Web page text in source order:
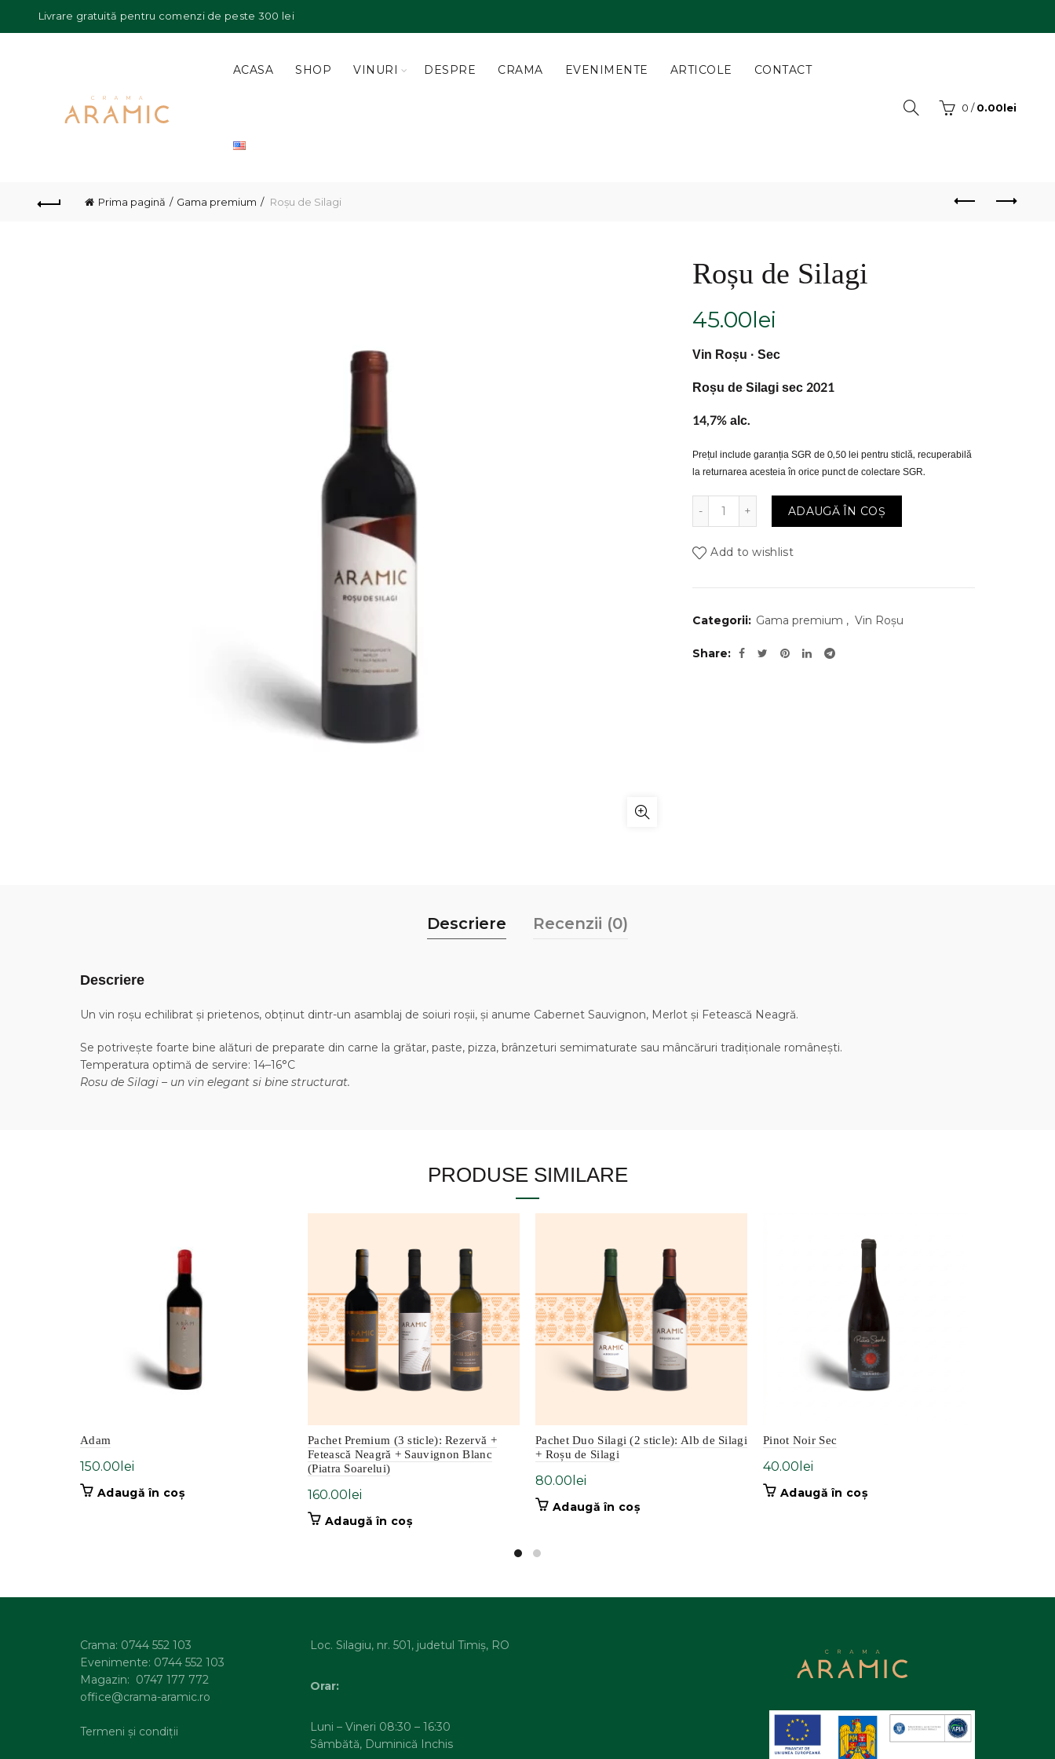
Livrare gratuită pentru comenzi de peste 300 lei
ACASA SHOP VINURI DESPRE CRAMA EVENIMENTE ARTICOLE CONTACT
0 / 0.00lei
Prima pagină Gama premium Roșu de Silagi
Roșu de Silagi
45.00lei
Vin Roșu · Sec
Roșu de Silagi sec 2021
14,7% alc.
Prețul include garanția SGR de 0,50 lei pentru sticlă, recuperabilă
la returnarea acesteia în orice punct de colectare SGR.
Cantitate
ADAUGĂ ÎN COȘ
Add to wishlist
Categorii: Gama premium , Vin Roșu
Share
Descriere Recenzii (0)
Descriere
Un vin roșu echilibrat și prietenos, obținut dintr-un asamblaj de soiuri roșii, și anume Cabernet Sauvignon, Merlot și Fetească Neagră.
Se potrivește foarte bine alături de preparate din carne la grătar, paste, pizza, brânzeturi semimaturate sau mâncăruri tradiționale românești.
Temperatura optimă de servire: 14–16°C
Rosu de Silagi – un vin elegant si bine structurat.
PRODUSE SIMILARE
Adam
150.00 lei
Adaugă în coș
Pachet Premium (3 sticle): Rezervă +
Fetească Neagră + Sauvignon Blanc
(Piatra Soarelui)
160.00 lei
Adaugă în coș
Pachet Duo Silagi (2 sticle): Alb de Silagi
+ Roșu de Silagi
80.00 lei
Adaugă în coș
Pinot Noir Sec
40.00 lei
Adaugă în coș
Crama: 0744 552 103
Evenimente: 0744 552 103
Magazin: 0747 177 772
office@crama-aramic.ro
Termeni și condiții
Loc. Silagiu, nr. 501, judetul Timiș, RO
Orar:
Luni – Vineri 08:30 – 16:30
Sâmbătă, Duminică Inchis